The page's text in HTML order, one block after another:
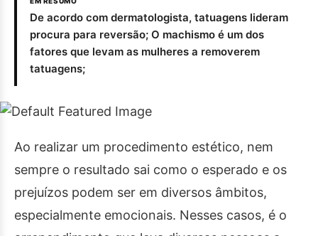
De acordo com dermatologista, tatuagens lideram
procura para reversão; O machismo é um dos
fatores que levam as mulheres a removerem
tatuagens;
Ao realizar um procedimento estético, nem
sempre o resultado sai como o esperado e os
prejuízos podem ser em diversos âmbitos,
especialmente emocionais. Nesses casos, é o